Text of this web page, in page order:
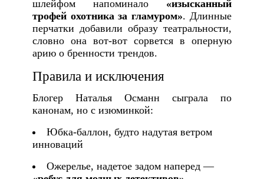
шлейфом напоминало «изысканный
трофей охотника за гламуром». Длинные
перчатки добавили образу театральности,
словно она вот-вот сорвется в оперную
арию о бренности трендов.
Правила и исключения
Блогер Наталья Османн сыграла по
канонам, но с изюминкой:
Юбка-баллон, будто надутая ветром
инноваций
Ожерелье, надетое задом наперед —